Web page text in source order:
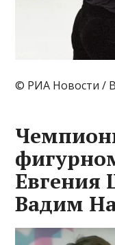
© РИА Новости /
Вадим